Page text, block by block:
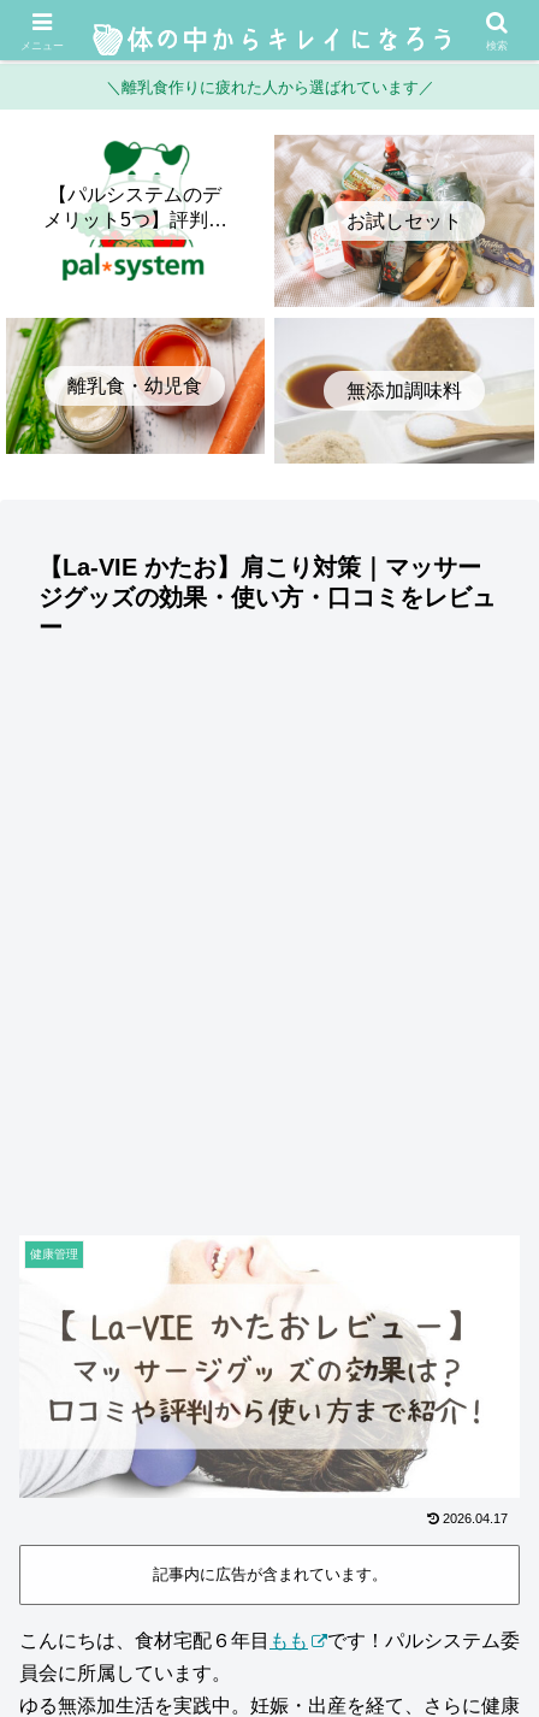
＼離乳食作りに疲れた人から選ばれています／
【パルシステムのデ
メリット5つ】評判・
口コミとメリットを
正直に比較してみた
お試しセット
離乳食・幼児食 無添加調味料
【La-VIE かたお】肩こり対策｜マッサー
ジグッズの効果・使い方・口コミをレビュ
ー
健康管理
2026.04.17
記事内に広告が含まれています。
こんにちは、食材宅配６年目 もも
です！パルシステム委
員会に所属しています。
ゆる無添加生活を実践中。妊娠・出産を経て、さらに健康
メニュー 検索